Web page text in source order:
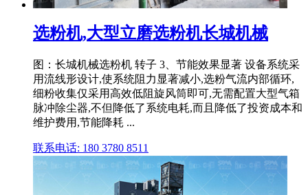
选粉机,大型立磨选粉机长城机械
图：长城机械选粉机 转子 3、节能效果显著 设备系统采
用流线形设计,使系统阻力显著减小,选粉气流内部循环,
细粉收集仅采用高效低阻旋风筒即可,无需配置大型气箱
脉冲除尘器,不但降低了系统电耗,而且降低了投资成本和
维护费用,节能降耗 ...
联系电话: 180 3780 8511